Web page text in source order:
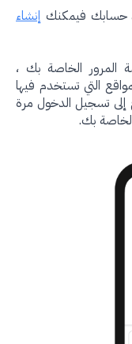
فيمكنكإنشاء
الخاصة بك ،
تستخدم فيها
الدخول مرة
بك.